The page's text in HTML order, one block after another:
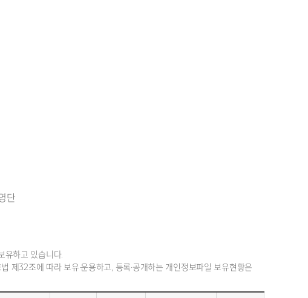
단
유하고 있습니다.
제32조에 따라 보유·운용하고, 등록·공개하는 개인정보파일 보유현황은